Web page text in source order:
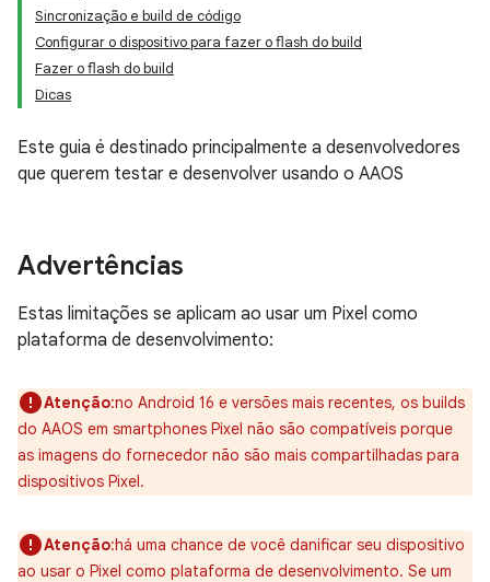
Sincronização e build de código
Configurar o dispositivo para fazer o flash do build
Fazer o flash do build
Dicas
Este guia é destinado principalmente a desenvolvedores
que querem testar e desenvolver usando o AAOS
Advertências
Estas limitações se aplicam ao usar um Pixel como
plataforma de desenvolvimento:
Atenção:no Android 16 e versões mais recentes, os builds
do AAOS em smartphones Pixel não são compatíveis porque
as imagens do fornecedor não são mais compartilhadas para
dispositivos Pixel.
Atenção:há uma chance de você danificar seu dispositivo
ao usar o Pixel como plataforma de desenvolvimento. Se um